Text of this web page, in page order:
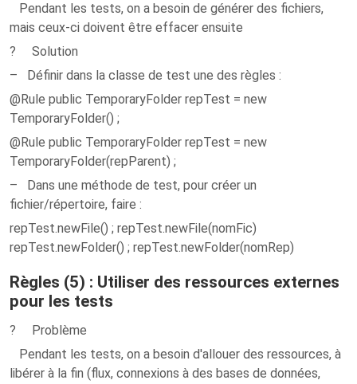
Pendant les tests, on a besoin de générer des fichiers,
mais ceux-ci doivent être effacer ensuite
? Solution
– Définir dans la classe de test une des règles :
@Rule public TemporaryFolder repTest = new
TemporaryFolder() ;
@Rule public TemporaryFolder repTest = new
TemporaryFolder(repParent) ;
– Dans une méthode de test, pour créer un
fichier/répertoire, faire :
repTest.newFile() ; repTest.newFile(nomFic)
repTest.newFolder() ; repTest.newFolder(nomRep)
Règles (5) : Utiliser des ressources externes
pour les tests
? Problème
Pendant les tests, on a besoin d'allouer des ressources, à
libérer à la fin (flux, connexions à des bases de données,